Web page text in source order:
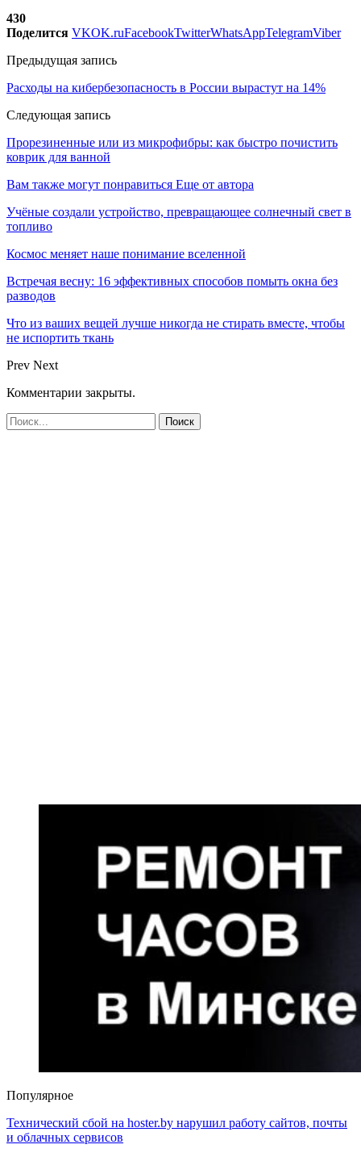
430
Поделится VKOK.ruFacebookTwitterWhatsAppTelegramViber
Предыдущая запись
Расходы на кибербезопасность в России вырастут на 14%
Следующая запись
Прорезиненные или из микрофибры: как быстро почистить
коврик для ванной
Вам также могут понравиться Еще от автора
Учёные создали устройство, превращающее солнечный свет в
топливо
Космос меняет наше понимание вселенной
Встречая весну: 16 эффективных способов помыть окна без
разводов
Что из ваших вещей лучше никогда не стирать вместе, чтобы
не испортить ткань
Prev Next
Комментарии закрыты.
Популярное
Технический сбой на hoster.by нарушил работу сайтов, почты
и облачных сервисов